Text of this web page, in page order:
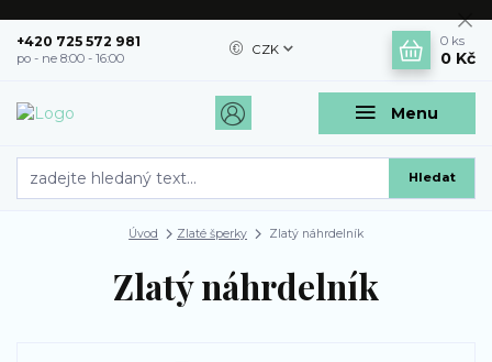
Menu
CZK
Hledat
+420 725 572 981
po - ne 8:00 - 16:00
0 ks
0 Kč
Úvod Zlaté šperky Zlatý náhrdelník
Zlatý náhrdelník